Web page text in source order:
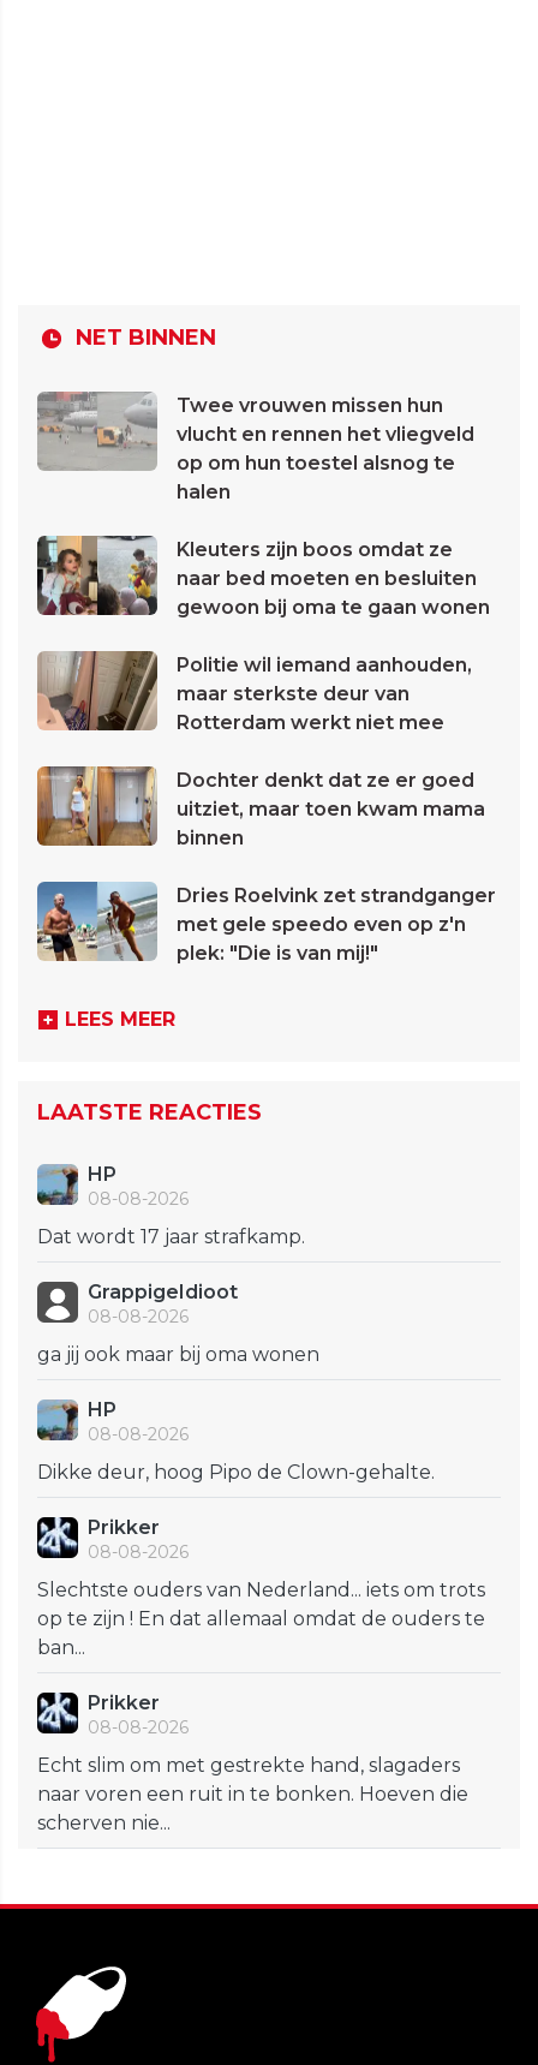
NET BINNEN
Twee vrouwen missen hun
vlucht en rennen het vliegveld
op om hun toestel alsnog te
halen
Kleuters zijn boos omdat ze
naar bed moeten en besluiten
gewoon bij oma te gaan wonen
Politie wil iemand aanhouden,
maar sterkste deur van
Rotterdam werkt niet mee
Dochter denkt dat ze er goed
uitziet, maar toen kwam mama
binnen
Dries Roelvink zet strandganger
met gele speedo even op z'n
plek: "Die is van mij!"
LEES MEER
LAATSTE REACTIES
HP
08-08-2026
Dat wordt 17 jaar strafkamp.
GrappigeIdioot
08-08-2026
ga jij ook maar bij oma wonen
HP
08-08-2026
Dikke deur, hoog Pipo de Clown-gehalte.
Prikker
08-08-2026
Slechtste ouders van Nederland... iets om trots
op te zijn ! En dat allemaal omdat de ouders te
ban...
Prikker
08-08-2026
Echt slim om met gestrekte hand, slagaders
naar voren een ruit in te bonken. Hoeven die
scherven nie...